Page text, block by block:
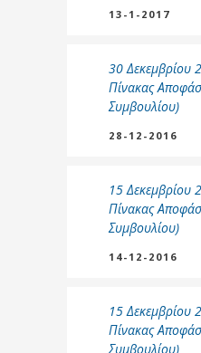
13-1-2017
30 Δεκεμβρίου
Πίνακας
Συμβουλίου)
28-12-2016
15 Δεκεμβρίου
Πίνακας
Συμβουλίου)
14-12-2016
15 Δεκεμβρίου
Πίνακας
Συμβουλίου)